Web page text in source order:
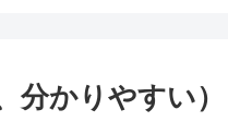
分かりやすい）